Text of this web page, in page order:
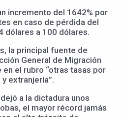
incremento del 1642% por
en caso de pérdida del
dólares a 100 dólares.
la principal fuente de
General de Migración
en el rubro “otras tasas por
extranjería”.
a la dictadura unos
el mayor récord jamás